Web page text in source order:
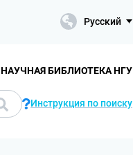
Русский
НАУЧНАЯ БИБЛИОТЕКА НГУ
Инструкция по поиску